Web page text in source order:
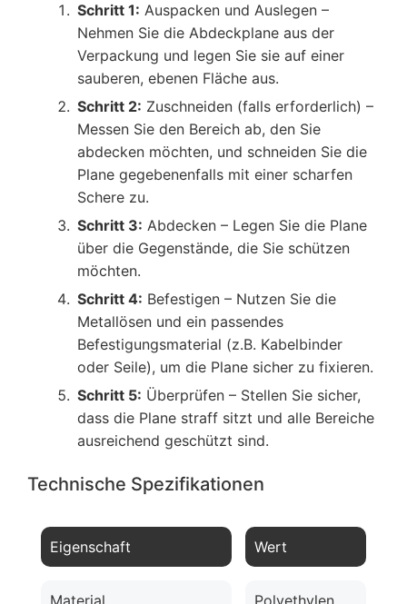
Schritt 1: Auspacken und Auslegen –
Nehmen Sie die Abdeckplane aus der
Verpackung und legen Sie sie auf einer
sauberen, ebenen Fläche aus.
Schritt 2: Zuschneiden (falls erforderlich) –
Messen Sie den Bereich ab, den Sie
abdecken möchten, und schneiden Sie die
Plane gegebenenfalls mit einer scharfen
Schere zu.
Schritt 3: Abdecken – Legen Sie die Plane
über die Gegenstände, die Sie schützen
möchten.
Schritt 4: Befestigen – Nutzen Sie die
Metallösen und ein passendes
Befestigungsmaterial (z.B. Kabelbinder
oder Seile), um die Plane sicher zu fixieren.
Schritt 5: Überprüfen – Stellen Sie sicher,
dass die Plane straff sitzt und alle Bereiche
ausreichend geschützt sind.
Technische Spezifikationen
Eigenschaft Wert